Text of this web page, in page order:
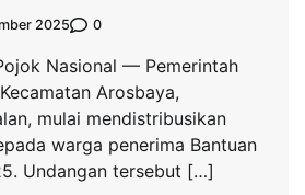
2025 0
Nasional — Pemerintah
Arosbaya,
mulai mendistribusikan
warga penerima Bantuan
Undangan tersebut […]